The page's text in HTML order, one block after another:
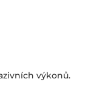
výkonů.